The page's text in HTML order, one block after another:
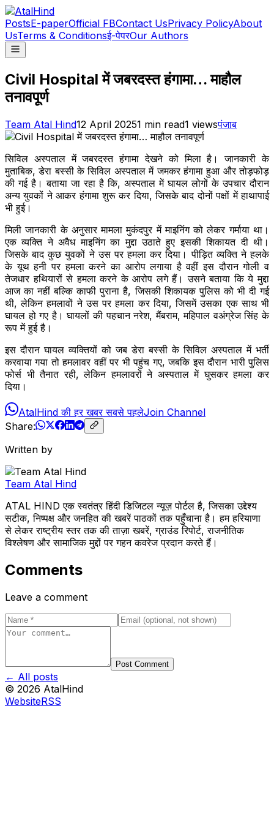
PostsE-paperOfficial FBContact UsPrivacy PolicyAbout
UsTerms & Conditionsई-पेपरOur Authors
Civil Hospital में जबरदस्त हंगामा… माहौल
तनावपूर्ण
Team Atal Hind12 April 20251 min read1 viewsपंजाब
सिविल अस्पताल में जबरदस्त हंगामा देखने को मिला है। जानकारी के
मुताबिक, डेरा बस्सी के सिविल अस्पताल में जमकर हंगामा हुआ और तोड़फोड़
की गई है। बताया जा रहा है कि, अस्पताल में घायल लोगों के उपचार दौरान
अन्य युवकों ने आकर हंगामा शुरू कर दिया, जिसके बाद दोनों पक्षों में हाथापाई
भी हुई।
मिली जानकारी के अनुसार मामला मुकंदपुर में माइनिंग को लेकर गर्माया था।
एक व्यक्ति ने अवैध माइनिंग का मुद्दा उठाते हुए इसकी शिकायत दी थी।
जिसके बाद कुछ युवकों ने उस पर हमला कर दिया। पीड़ित व्यक्ति ने हलके
के यूथ हनी पर हमला करने का आरोप लगाया है वहीं इस दौरान गोली व
तेजधार हथियारों से हमला करने के आरोप लगे हैं। उसने बताया कि ये मुद्दा
आज का नहीं बल्कि काफी पुराना है, जिसकी शिकायक पुलिस को भी दी गई
थी, लेकिन हमलावों ने उस पर हमला कर दिया, जिसमें उसका एक साथ भी
घायल हो गए है। घायलों की पहचान नरेश, मैंबराम, महिपाल वअंग्रेज सिंह के
रूप में हुई है।
इस दौरान घायल व्यक्तियों को जब डेरा बस्सी के सिविल अस्पताल में भर्ती
करवाया गया तो हमलावर वहीं पर भी पहुंच गए, जबकि इस दौरान भारी पुलिस
फोर्स भी तैनात रही, लेकिन हमलावरों ने अस्पताल में घुसकर हमला कर
दिया।
AtalHind की हर खबर सबसे पहलेJoin Channel
Share:
Written by
Team Atal Hind
ATAL HIND एक स्वतंत्र हिंदी डिजिटल न्यूज़ पोर्टल है, जिसका उद्देश्य
सटीक, निष्पक्ष और जनहित की खबरें पाठकों तक पहुँचाना है। हम हरियाणा
से लेकर राष्ट्रीय स्तर तक की ताज़ा खबरें, ग्राउंड रिपोर्ट, राजनीतिक
विश्लेषण और सामाजिक मुद्दों पर गहन कवरेज प्रदान करते हैं।
Comments
Leave a comment
Post Comment
← All posts
© 2026 AtalHind
WebsiteRSS